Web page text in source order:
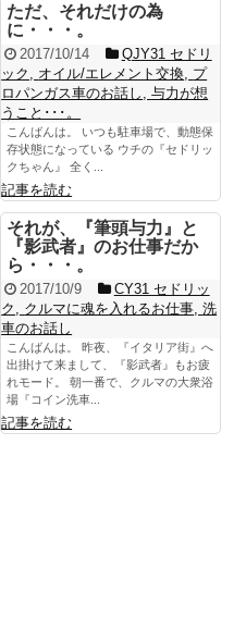
ただ、それだけの為
に・・・。
2017/10/14
QJY31 セドリ
ック
オイル/エレメント交換 プ
ロパンガス車のお話し
,与力が想
うこと･･･。
こんばんは。 いつも駐車場で、動態保
存状態になっている ウチの『セドリッ
クちゃん』 全く...
記事を読む
それが、『筆頭与力』と
『影武者』のお仕事だか
ら・・・。
2017/10/9
CY31 セドリッ
ク
クルマに魂を入れるお仕事 ,洗
車のお話し
こんばんは。 昨夜、『イタリア街』へ
出掛けて来まして、『影武者』もお疲
れモード。 朝一番で、クルマの大衆浴
場『コイン洗車...
記事を読む